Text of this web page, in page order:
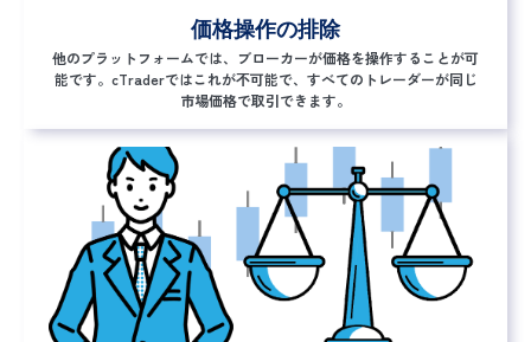
価格操作の排除
他のプラットフォームでは、ブローカーが価格を操作することが可
能です。cTraderではこれが不可能で、すべてのトレーダーが同じ
市場価格で取引できます。